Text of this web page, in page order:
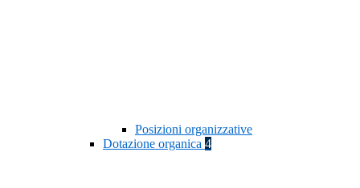
Posizioni organizzative
Dotazione organica 4